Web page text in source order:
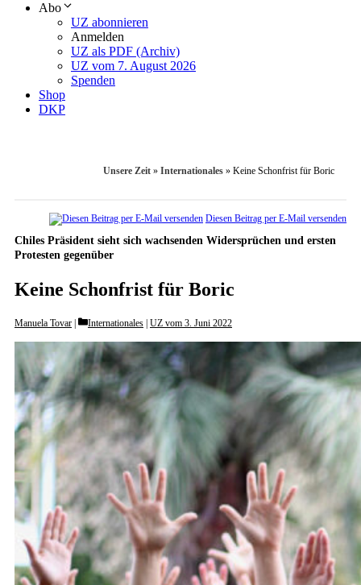
Abo
UZ abonnieren
Anmelden
UZ als PDF (Archiv)
UZ vom 7. August 2026
Spenden
Shop
DKP
Unsere Zeit » Internationales » Keine Schonfrist für Boric
Diesen Beitrag per E-Mail versenden
Chiles Präsident sieht sich wachsenden Widersprüchen und ersten
Protesten gegenüber
Keine Schonfrist für Boric
Manuela Tovar Categories
Internationales UZ vom 3. Juni 2022